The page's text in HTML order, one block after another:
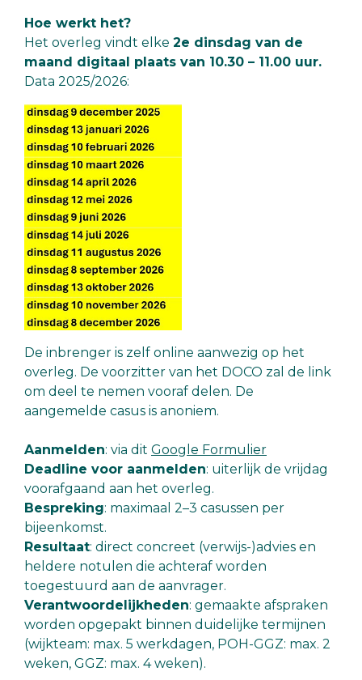
Hoe werkt het?
Het overleg vindt elke 2e dinsdag van de
maand digitaal plaats van 10.30 – 11.00 uur.
Data 2025/2026:
De inbrenger is zelf online aanwezig op het
overleg. De voorzitter van het DOCO zal de link
om deel te nemen vooraf delen. De
aangemelde casus is anoniem.
Aanmelden: via dit Google Formulier
Deadline voor aanmelden: uiterlijk de vrijdag
voorafgaand aan het overleg.
Bespreking: maximaal 2–3 casussen per
bijeenkomst.
Resultaat: direct concreet (verwijs-)advies en
heldere notulen die achteraf worden
toegestuurd aan de aanvrager.
Verantwoordelijkheden: gemaakte afspraken
worden opgepakt binnen duidelijke termijnen
(wijkteam: max. 5 werkdagen, POH-GGZ: max. 2
weken, GGZ: max. 4 weken).